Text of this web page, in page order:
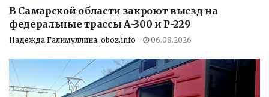
В Самарской области закроют выезд на
федеральные трассы А-300 и Р-229
Надежда Галимуллина, oboz.info 06.08.2026